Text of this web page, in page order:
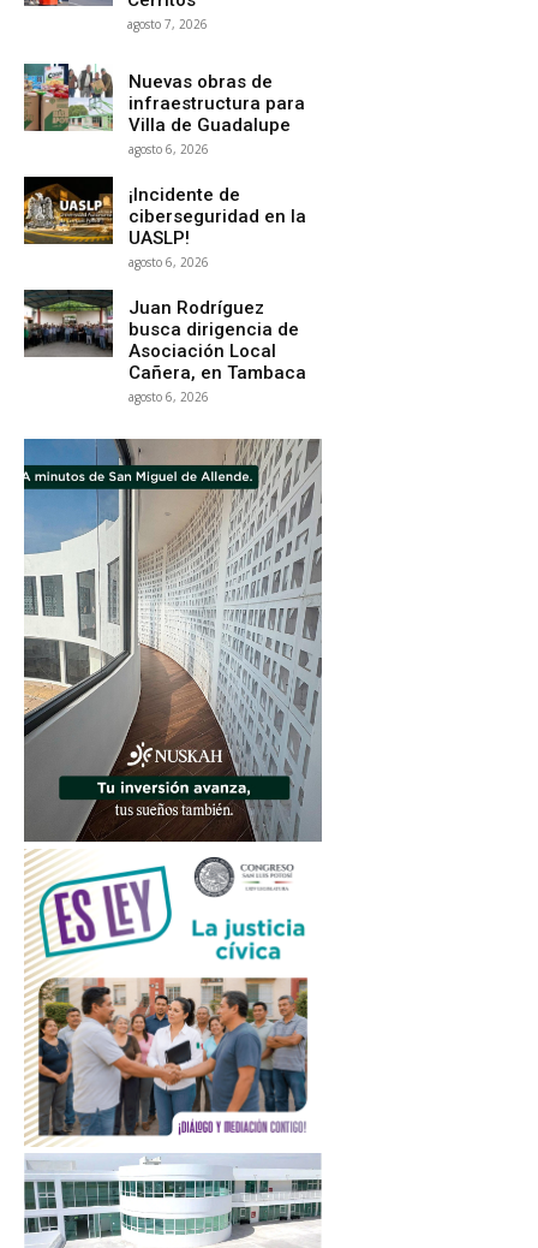
agosto 7, 2026
Nuevas obras de
infraestructura para
Villa de Guadalupe
agosto 6, 2026
¡Incidente de
ciberseguridad en la
UASLP!
agosto 6, 2026
Juan Rodríguez
busca dirigencia de
Asociación Local
Cañera, en Tambaca
agosto 6, 2026